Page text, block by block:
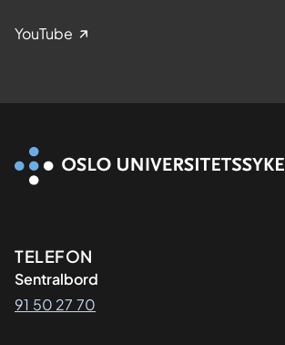
YouTube
Kontaktinformasjon
TELEFON
Sentralbord
91 50 27 70